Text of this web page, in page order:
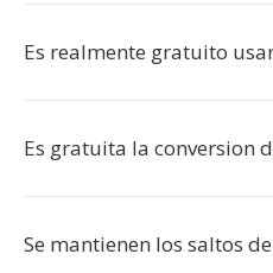
Es realmente gratuito
Es gratuita la conversion
Se mantienen los saltos